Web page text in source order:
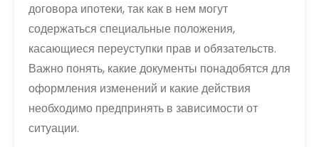
договора ипотеки, так как в нем могут
содержаться специальные положения,
касающиеся переуступки прав и обязательств.
Важно понять, какие документы понадобятся для
оформления изменений и какие действия
необходимо предпринять в зависимости от
ситуации.